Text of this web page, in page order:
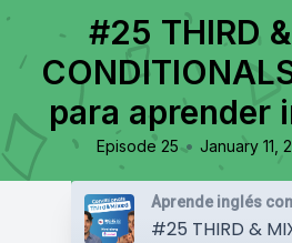
#25 THIRD
para aprender
Episode 25 • January 11,